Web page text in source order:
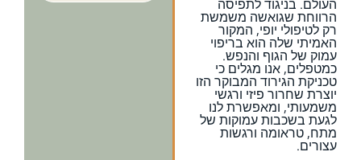
העולם. בניגוד לתפיסה
הרווחת שגואשה משמשת
רק לטיפולי יופי, המקור
האמיתי שלה הוא בריפוי
עמוק של הגוף והנפש.
כמטפלים, אנו מגלים כי
טכניקת הגירוד המבוקר הזו
יוצרת שחרור פיזי ורגשי
משמעותי, ומאפשרת לנו
לגעת בשכבות עמוקות של
מתח, טראומה ורגשות
עצורים.